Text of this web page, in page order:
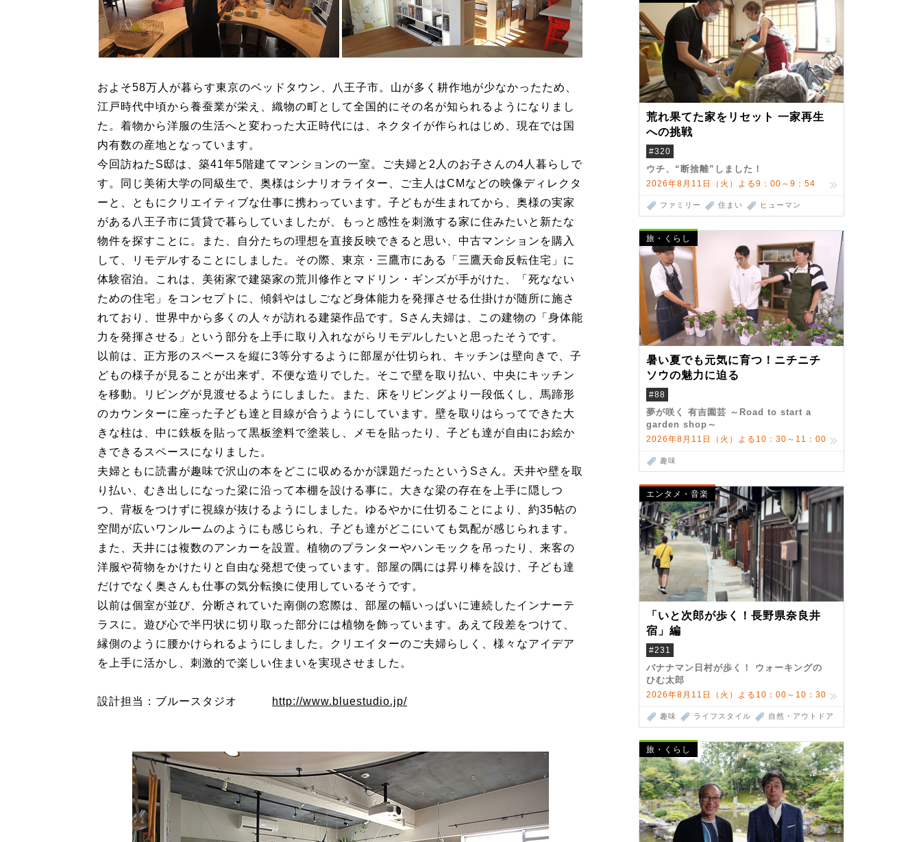
荒れ果てた家をリセット 一家再生
への挑戦
#320
ウチ、“断捨離”しました！
2026年8月11日（火）よる9：00～9：54
ファミリー 住まい ヒューマン
旅・くらし
暑い夏でも元気に育つ！ニチニチ
ソウの魅力に迫る
#88
夢が咲く 有吉園芸 ～Road to start a
garden shop～
2026年8月11日（火）よる10：30～11：00
趣味
エンタメ・音楽
「いと次郎が歩く！長野県奈良井
宿」編
#231
バナナマン日村が歩く！ ウォーキングの
ひむ太郎
2026年8月11日（火）よる10：00～10：30
趣味 ライフスタイル 自然・アウトドア
旅・くらし
およそ58万人が暮らす東京のベッドタウン、八王子市。山が多く耕作地が少なかったため、
江戸時代中頃から養蚕業が栄え、織物の町として全国的にその名が知られるようになりまし
た。着物から洋服の生活へと変わった大正時代には、ネクタイが作られはじめ、現在では国
内有数の産地となっています。
今回訪ねたS邸は、築41年5階建てマンションの一室。ご夫婦と2人のお子さんの4人暮らしで
す。同じ美術大学の同級生で、奥様はシナリオライター、ご主人はCMなどの映像ディレクタ
ーと、ともにクリエイティブな仕事に携わっています。子どもが生まれてから、奥様の実家
がある八王子市に賃貸で暮らしていましたが、もっと感性を刺激する家に住みたいと新たな
物件を探すことに。また、自分たちの理想を直接反映できると思い、中古マンションを購入
して、リモデルすることにしました。その際、東京・三鷹市にある「三鷹天命反転住宅」に
体験宿泊。これは、美術家で建築家の荒川修作とマドリン・ギンズが手がけた、「死なない
ための住宅」をコンセプトに、傾斜やはしごなど身体能力を発揮させる仕掛けが随所に施さ
れており、世界中から多くの人々が訪れる建築作品です。Sさん夫婦は、この建物の「身体能
力を発揮させる」という部分を上手に取り入れながらリモデルしたいと思ったそうです。
以前は、正方形のスペースを縦に3等分するように部屋が仕切られ、キッチンは壁向きで、子
どもの様子が見ることが出来ず、不便な造りでした。そこで壁を取り払い、中央にキッチン
を移動。リビングが見渡せるようにしました。また、床をリビングより一段低くし、馬蹄形
のカウンターに座った子ども達と目線が合うようにしています。壁を取りはらってできた大
きな柱は、中に鉄板を貼って黒板塗料で塗装し、メモを貼ったり、子ども達が自由にお絵か
きできるスペースになりました。
夫婦ともに読書が趣味で沢山の本をどこに収めるかが課題だったというSさん。天井や壁を取
り払い、むき出しになった梁に沿って本棚を設ける事に。大きな梁の存在を上手に隠しつ
つ、背板をつけずに視線が抜けるようにしました。ゆるやかに仕切ることにより、約35帖の
空間が広いワンルームのようにも感じられ、子ども達がどこにいても気配が感じられます。
また、天井には複数のアンカーを設置。植物のプランターやハンモックを吊ったり、来客の
洋服や荷物をかけたりと自由な発想で使っています。部屋の隅には昇り棒を設け、子ども達
だけでなく奥さんも仕事の気分転換に使用しているそうです。
以前は個室が並び、分断されていた南側の窓際は、部屋の幅いっぱいに連続したインナーテ
ラスに。遊び心で半円状に切り取った部分には植物を飾っています。あえて段差をつけて、
縁側のように腰かけられるようにしました。クリエイターのご夫婦らしく、様々なアイデア
を上手に活かし、刺激的で楽しい住まいを実現させました。
設計担当：ブルースタジオ http://www.bluestudio.jp/